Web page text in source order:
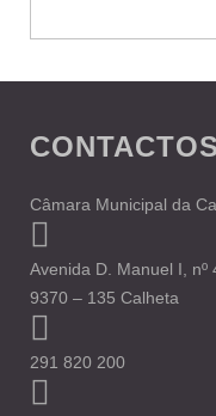
CONTACTOS
Câmara Municipal da
Avenida D. Manuel I,
9370 – 135 Calheta
291 820 200